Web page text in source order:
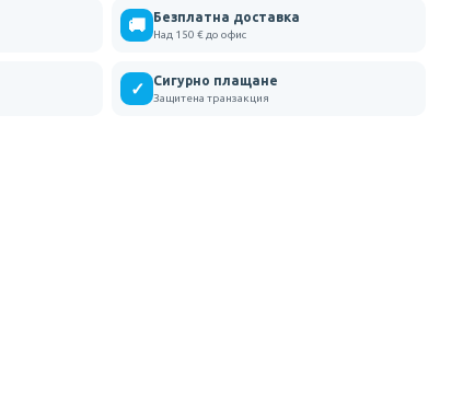
🚚 Безплатна доставка
Над 150 € до офис
✓ Сигурно плащане
Защитена транзакция